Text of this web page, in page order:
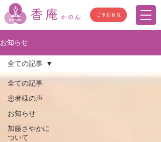
香庵 かのん ご予約状況
お知らせ
全ての記事
患者様の声
お知らせ
加藤さやかに
ついて
全ての記事